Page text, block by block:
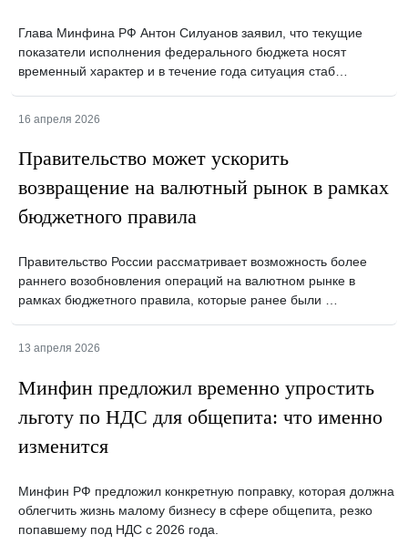
Глава Минфина РФ Антон Силуанов заявил, что текущие
показатели исполнения федерального бюджета носят
временный характер и в течение года ситуация стаб…
16 апреля 2026
Правительство может ускорить
возвращение на валютный рынок в рамках
бюджетного правила
Правительство России рассматривает возможность более
раннего возобновления операций на валютном рынке в
рамках бюджетного правила, которые ранее были …
13 апреля 2026
Минфин предложил временно упростить
льготу по НДС для общепита: что именно
изменится
Минфин РФ предложил конкретную поправку, которая должна
облегчить жизнь малому бизнесу в сфере общепита, резко
попавшему под НДС с 2026 года.